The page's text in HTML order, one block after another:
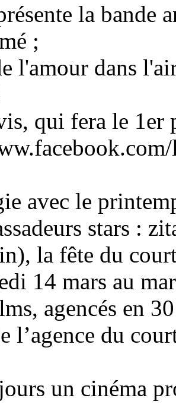
la bande
;
l'amour dans
qui fera le 1er
avec le
stars :
la fête du
14 mars au
agencés en
l’agence du
un cinéma